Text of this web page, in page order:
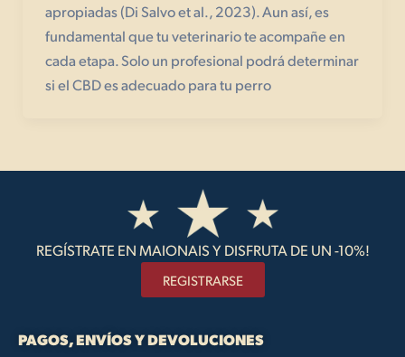
apropiadas (Di Salvo et al., 2023). Aun así, es
fundamental que tu veterinario te acompañe en
cada etapa. Solo un profesional podrá determinar
si el CBD es adecuado para tu perro
REGÍSTRATE EN MAIONAIS Y DISFRUTA DE UN -10%!
REGISTRARSE
PAGOS, ENVÍOS Y DEVOLUCIONES